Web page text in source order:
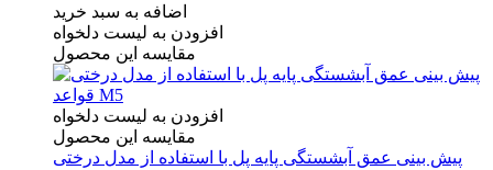
اضافه به سبد خرید
افزودن به لیست دلخواه
مقایسه این محصول
افزودن به لیست دلخواه
مقایسه این محصول
پیش بینی عمق آبشستگی پایه پل با استفاده از مدل درختی